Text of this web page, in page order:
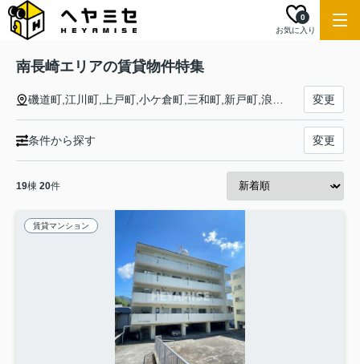
お気に入り
0
南長崎エリアの賃貸物件特集
変更
条件から探す 変更
19棟 20件
賃貸マンション